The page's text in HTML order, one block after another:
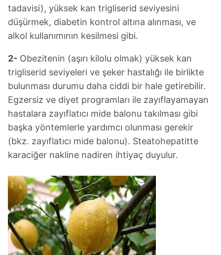
tadavisi), yüksek kan trigliserid seviyesini
düşürmek, diabetin kontrol altına alınması, ve
alkol kullanımının kesilmesi gibi.
2- Obezitenin (aşırı kilolu olmak) yüksek kan
trigliserid seviyeleri ve şeker hastalığı ile birlikte
bulunması durumu daha ciddi bir hale getirebilir.
Egzersiz ve diyet programları ile zayıflayamayan
hastalara zayıflatıcı mide balonu takılması gibi
başka yöntemlerle yardımcı olunması gerekir
(bkz. zayıflatıcı mide balonu). Steatohepatitte
karaciğer nakline nadiren ihtiyaç duyulur.